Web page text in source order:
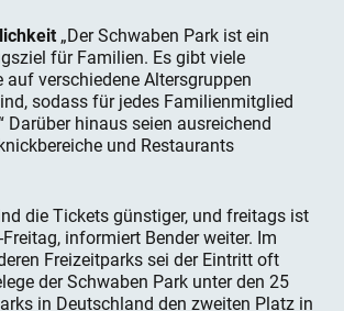
„Der Schwaben Park ist ein
für Familien. Es gibt viele
auf verschiedene Altersgruppen
sodass für jedes Familienmitglied
Darüber hinaus seien ausreichend
und Restaurants
die Tickets günstiger, und freitags ist
informiert Bender weiter. Im
Freizeitparks sei der Eintritt oft
der Schwaben Park unter den 25
in Deutschland den zweiten Platz in